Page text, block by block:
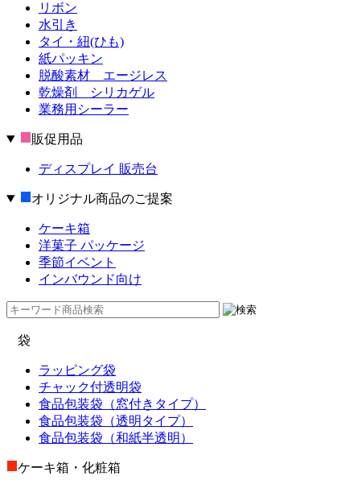
リボン
水引き
タイ・紐(ひも)
紙パッキン
脱酸素材 エージレス
乾燥剤 シリカゲル
業務用シーラー
販促用品
ディスプレイ 販売台
オリジナル商品のご提案
ケーキ箱
洋菓子 パッケージ
季節イベント
インバウンド向け
袋
ラッピング袋
チャック付透明袋
食品包装袋（窓付きタイプ）
食品包装袋（透明タイプ）
食品包装袋（和紙半透明）
ケーキ箱・化粧箱